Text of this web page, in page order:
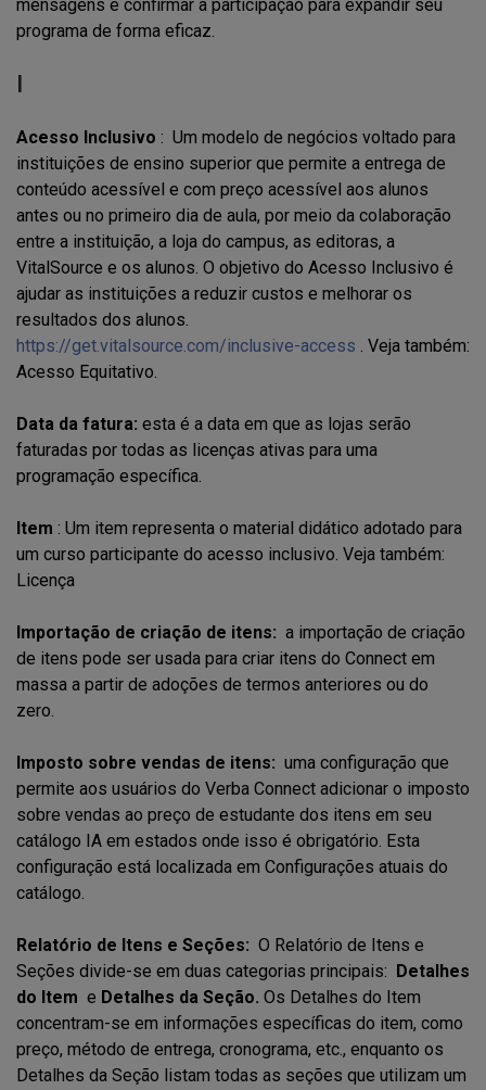
mensagens e confirmar a participação para expandir seu
programa de forma eficaz.
I
Acesso Inclusivo : Um modelo de negócios voltado para
instituições de ensino superior que permite a entrega de
conteúdo acessível e com preço acessível aos alunos
antes ou no primeiro dia de aula, por meio da colaboração
entre a instituição, a loja do campus, as editoras, a
VitalSource e os alunos. O objetivo do Acesso Inclusivo é
ajudar as instituições a reduzir custos e melhorar os
resultados dos alunos.
https://get.vitalsource.com/inclusive-access . Veja também:
Acesso Equitativo.
Data da fatura: esta é a data em que as lojas serão
faturadas por todas as licenças ativas para uma
programação específica.
Item : Um item representa o material didático adotado para
um curso participante do acesso inclusivo. Veja também:
Licença
Importação de criação de itens: a importação de criação
de itens pode ser usada para criar itens do Connect em
massa a partir de adoções de termos anteriores ou do
zero.
Imposto sobre vendas de itens: uma configuração que
permite aos usuários do Verba Connect adicionar o imposto
sobre vendas ao preço de estudante dos itens em seu
catálogo IA em estados onde isso é obrigatório. Esta
configuração está localizada em Configurações atuais do
catálogo.
Relatório de Itens e Seções: O Relatório de Itens e
Seções divide-se em duas categorias principais: Detalhes
do Item e Detalhes da Seção. Os Detalhes do Item
concentram-se em informações específicas do item, como
preço, método de entrega, cronograma, etc., enquanto os
Detalhes da Seção listam todas as seções que utilizam um